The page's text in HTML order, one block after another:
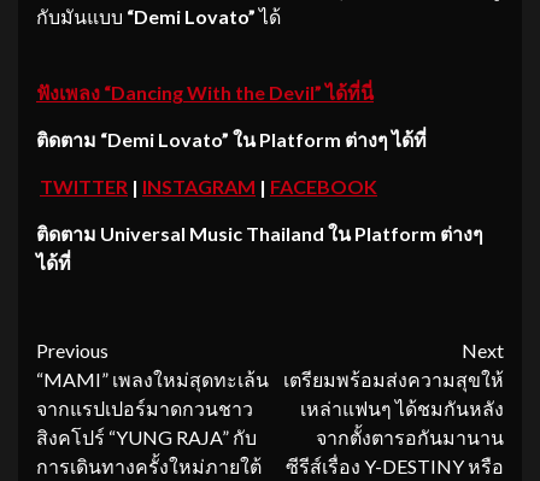
กับมันแบบ “Demi Lovato”ได้
ฟังเพลง “Dancing With the Devil” ได้ที่นี่
ติดตาม “Demi Lovato” ในPlatform ต่างๆ ได้ที่
TWITTER | INSTAGRAM | FACEBOOK
ติดตาม Universal Music Thailand ใน Platform ต่างๆ
ได้ที่
Continue
Reading
Previous
“MAMI” เพลงใหม่สุดทะเล้น
จากแรปเปอร์มาดกวนชาว
สิงคโปร์ “YUNG RAJA” กับ
การเดินทางครั้งใหม่ภายใต้
Next
เตรียมพร้อมส่งความสุขให้
เหล่าแฟนๆ ได้ชมกันหลัง
จากตั้งตารอกันมานาน
ซีรีส์เรื่อง Y-DESTINY หรือ